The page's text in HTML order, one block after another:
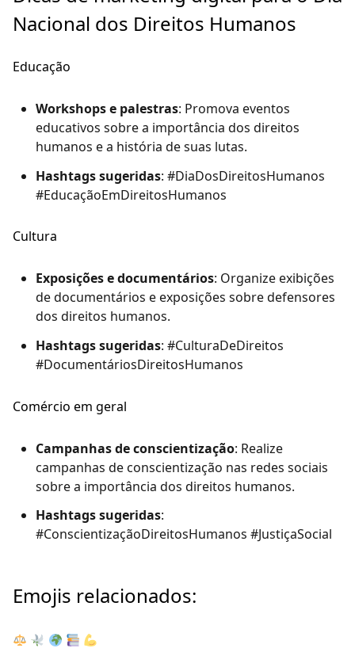
Nacional dos Direitos Humanos
Educação
Workshops e palestras: Promova eventos
educativos sobre a importância dos direitos
humanos e a história de suas lutas.
Hashtags sugeridas: #DiaDosDireitosHumanos
#EducaçãoEmDireitosHumanos
Cultura
Exposições e documentários: Organize exibições
de documentários e exposições sobre defensores
dos direitos humanos.
Hashtags sugeridas: #CulturaDeDireitos
#DocumentáriosDireitosHumanos
Comércio em geral
Campanhas de conscientização: Realize
campanhas de conscientização nas redes sociais
sobre a importância dos direitos humanos.
Hashtags sugeridas:
#ConscientizaçãoDireitosHumanos #JustiçaSocial
Emojis relacionados: